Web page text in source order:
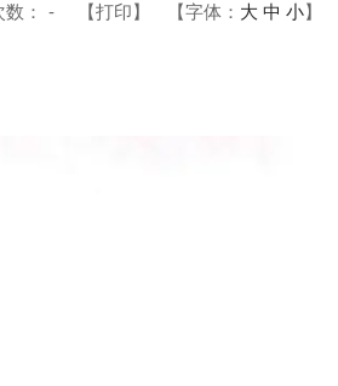
： - 【打印】 【字体： 大 中 小】